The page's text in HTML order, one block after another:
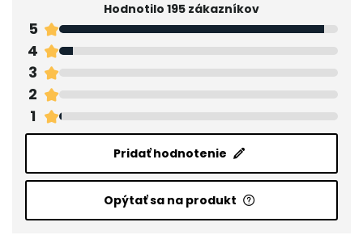
Hodnotilo 195 zákazníkov
5
4
3
2
1
Pridať hodnotenie
Opýtať sa na produkt